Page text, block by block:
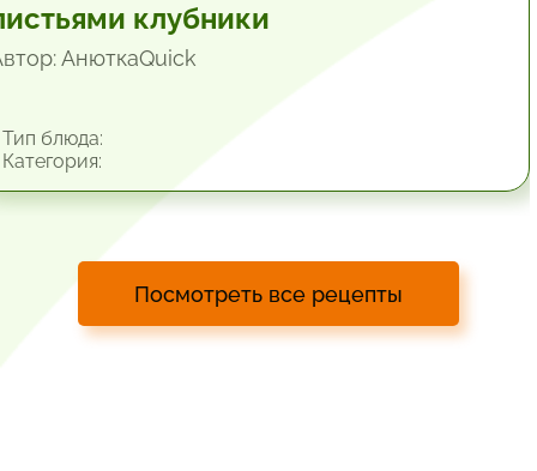
клубники
АнюткаQuiсk
блюда:
Посмотреть все рецепты